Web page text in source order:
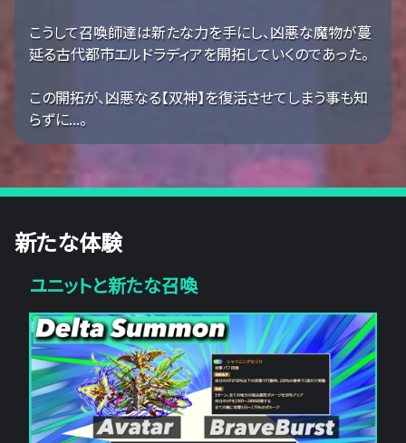
こうして召喚師達は新たな力を手にし、凶悪な魔物が蔓
延る古代都市エルドラディアを開拓していくのであった。
この開拓が、凶悪なる【双神】を復活させてしまう事も知
らずに...。
新たな体験
ユニットと新たな召喚